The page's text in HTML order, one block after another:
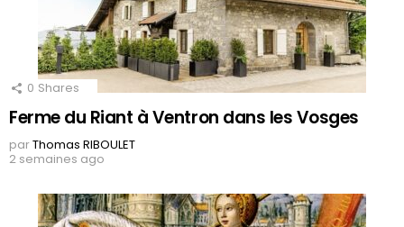
0 Shares
Ferme du Riant à Ventron dans les Vosges
parThomas RIBOULET
2 semaines ago